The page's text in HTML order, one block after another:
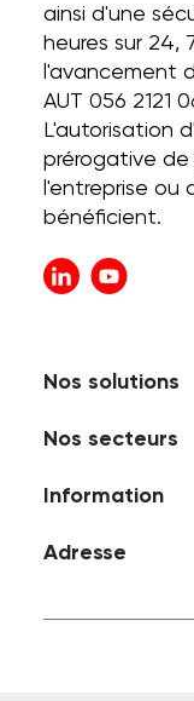
ainsi d'une
heures sur 24,
l'avancement
AUT 056 2121
L'autorisation
prérogative de
l'entreprise ou
bénéficient.
Nos solutions
Nos secteurs
Information
Adresse